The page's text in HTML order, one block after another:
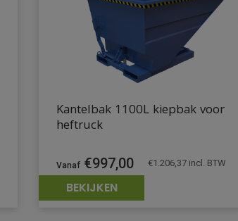
Kantelbak 1100L kiepbak voor
heftruck
€997,00 €1.206,37 incl. BTW
BEKIJKEN